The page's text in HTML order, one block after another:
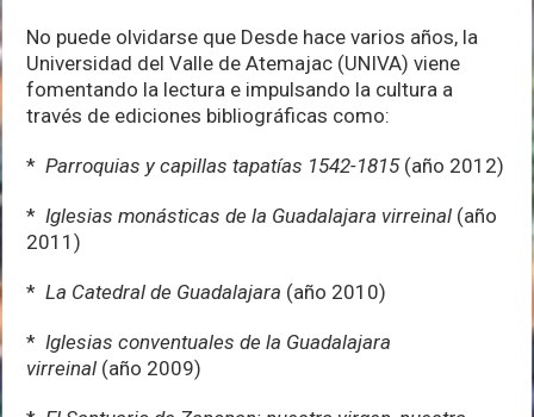
No puede olvidarse que Desde hace varios años, la
Universidad del Valle de Atemajac (UNIVA) viene
fomentando la lectura e impulsando la cultura a
través de ediciones bibliográficas como:
*Parroquias y capillas tapatías 1542-1815 (año 2012)
*Iglesias monásticas de la Guadalajara virreinal (año
2011)
*La Catedral de Guadalajara (año 2010)
*Iglesias conventuales de la Guadalajara
virreinal (año 2009)